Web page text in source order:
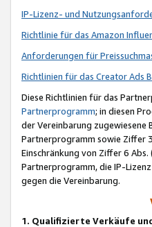
IP-Lizenz- und
Richtlinie für das Amazon
Anforderungen für
Richtlinien für das Creator Ads
Diese Richtlinien für das
Partnerprogramm; in diesen
der Vereinbarung zugewiesene
Partnerprogramm sowie Ziffer
Einschränkung von Ziffer 6
Partnerprogramm, die IP-
gegen die Vereinbarung.
1. Qualifizierte Verkäufe